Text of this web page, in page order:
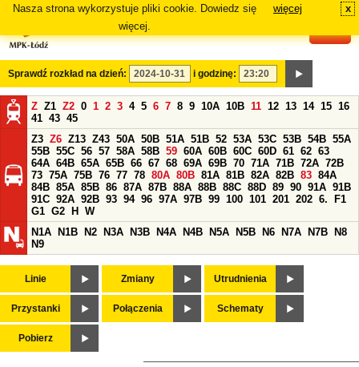
Nasza strona wykorzystuje pliki cookie. Dowiedz się
więcej.
więcej x
Sprawdź rozkład na dzień: i godzinę:
Z Z1 Z2 0 1 2 3 4 5 6 7 8 9 10A 10B 11 12 13 14 15 16
41 43 45
Z3 Z6 Z13 Z43 50A 50B 51A 51B 52 53A 53C 53B 54B 55A
55B 55C 56 57 58A 58B 59 60A 60B 60C 60D 61 62 63
64A 64B 65A 65B 66 67 68 69A 69B 70 71A 71B 72A 72B
73 75A 75B 76 77 78 80A 80B 81A 81B 82A 82B 83 84A
84B 85A 85B 86 87A 87B 88A 88B 88C 88D 89 90 91A 91B
91C 92A 92B 93 94 96 97A 97B 99 100 101 201 202 6.
F1
G1 G2 H
W
N1A
N1B N2 N3A N3B N4A N4B N5A N5B N6 N7A N7B
N8
N9
Linie Zmiany Utrudnienia
Przystanki Połączenia Schematy
Pobierz